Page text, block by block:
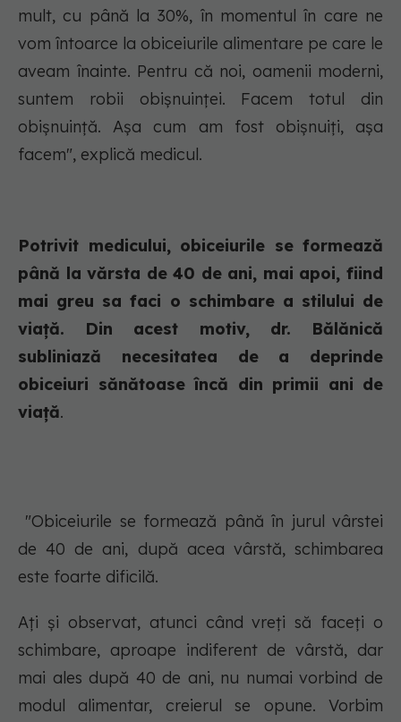
mult, cu până la 30%, în momentul în care ne
vom întoarce la obiceiurile alimentare pe care le
aveam înainte. Pentru că noi, oamenii moderni,
suntem robii obișnuinței. Facem totul din
obișnuință. Așa cum am fost obișnuiți, așa
facem", explică medicul.
Potrivit medicului, obiceiurile se formează
până la vărsta de 40 de ani, mai apoi, fiind
mai greu sa faci o schimbare a stilului de
viață. Din acest motiv, dr. Bălănică
subliniază necesitatea de a deprinde
obiceiuri sănătoase încă din primii ani de
viață.
"Obiceiurile se formează până în jurul vârstei
de 40 de ani, după acea vârstă, schimbarea
este foarte dificilă.
Ați și observat, atunci când vreți să faceți o
schimbare, aproape indiferent de vârstă, dar
mai ales după 40 de ani, nu numai vorbind de
modul alimentar, creierul se opune. Vorbim